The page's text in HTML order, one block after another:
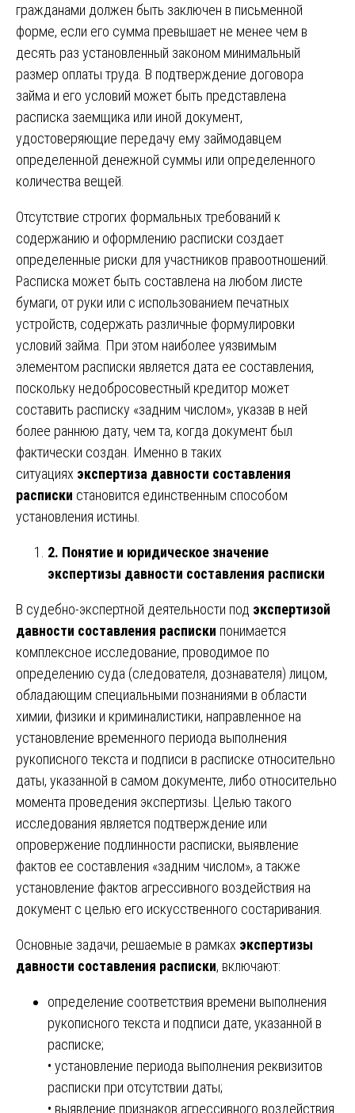
гражданами должен быть заключен в письменной
форме, если его сумма превышает не менее чем в
десять раз установленный законом минимальный
размер оплаты труда. В подтверждение договора
займа и его условий может быть представлена
расписка заемщика или иной документ,
удостоверяющие передачу ему займодавцем
определенной денежной суммы или определенного
количества вещей.
Отсутствие строгих формальных требований к
содержанию и оформлению расписки создает
определенные риски для участников правоотношений.
Расписка может быть составлена на любом листе
бумаги, от руки или с использованием печатных
устройств, содержать различные формулировки
условий займа. При этом наиболее уязвимым
элементом расписки является дата ее составления,
поскольку недобросовестный кредитор может
составить расписку «задним числом», указав в ней
более раннюю дату, чем та, когда документ был
фактически создан. Именно в таких
ситуациях экспертиза давности составления
расписки становится единственным способом
установления истины.
2. Понятие и юридическое значение
экспертизы давности составления расписки
В судебно-экспертной деятельности под экспертизой
давности составления расписки понимается
комплексное исследование, проводимое по
определению суда (следователя, дознавателя) лицом,
обладающим специальными познаниями в области
химии, физики и криминалистики, направленное на
установление временного периода выполнения
рукописного текста и подписи в расписке относительно
даты, указанной в самом документе, либо относительно
момента проведения экспертизы. Целью такого
исследования является подтверждение или
опровержение подлинности расписки, выявление
фактов ее составления «задним числом», а также
установление фактов агрессивного воздействия на
документ с целью его искусственного состаривания.
Основные задачи, решаемые в рамках экспертизы
давности составления расписки, включают:
определение соответствия времени выполнения
рукописного текста и подписи дате, указанной в
расписке;
• установление периода выполнения реквизитов
расписки при отсутствии даты;
• выявление признаков агрессивного воздействия